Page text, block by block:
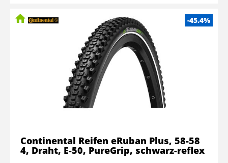
-45.4%
Continental Reifen eRuban Plus, 58-58
4, Draht, E-50, PureGrip, schwarz-reflex